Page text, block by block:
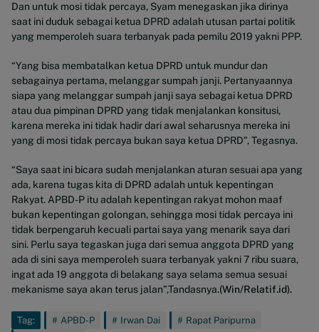
Dan untuk mosi tidak percaya, Syam menegaskan jika dirinya
saat ini duduk sebagai ketua DPRD adalah utusan partai politik
yang memperoleh suara terbanyak pada pemilu 2019 yakni PPP.
“Yang bisa membatalkan ketua DPRD untuk mundur dan
sebagainya pertama, melanggar sumpah janji. Pertanyaannya
siapa yang melanggar sumpah janji saya sebagai ketua DPRD
atau dua pimpinan DPRD yang tidak menjalankan konsitusi,
karena mereka ini tidak hadir dari awal seharusnya mereka ini
yang di mosi tidak percaya bukan saya ketua DPRD”, Tegasnya.
“Saya saat ini bicara sudah menjalankan aturan sesuai apa yang
ada, karena tugas kita di DPRD adalah untuk kepentingan
Rakyat. APBD-P itu adalah kepentingan rakyat mohon maaf
bukan kepentingan golongan, sehingga mosi tidak percaya ini
tidak berpengaruh kecuali partai saya yang menarik saya dari
sini. Perlu saya tegaskan juga dari semua anggota DPRD yang
ada di sini saya memperoleh suara terbanyak yakni 7 ribu suara,
ingat ada 19 anggota di belakang saya selama semua sesuai
mekanisme saya akan terus jalan”,Tandasnya.(Win/Relatif.id).
Tag: APBD-P Irwan Dai
Rapat Paripurna